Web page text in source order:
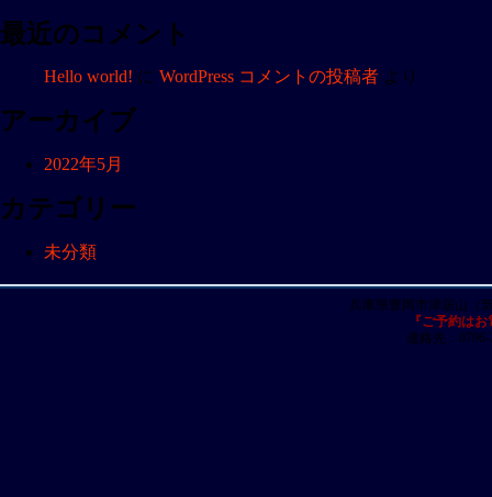
ョ
ン
最近のコメント
Hello world! に WordPress コメントの投稿者 より
アーカイブ
2022年5月
カテゴリー
未分類
兵庫県豊岡市津居山
『ご予約は
連絡先：